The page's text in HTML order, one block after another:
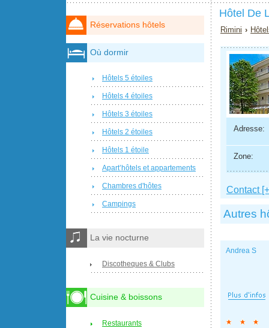
Hôtel De
Rimini ›
Adresse:
Zone:
Contact
Autres
Andrea S
Réservations hôtels
Où dormir
Hôtels 5 étoiles
Hôtels 4 étoiles
Hôtels 3 étoiles
Hôtels 2 étoiles
Hôtels 1 étoile
Apart’hôtels et appartements
Chambres d'hôtes
Campings
La vie nocturne
Discotheques & Clubs
Cuisine & boissons
Restaurants